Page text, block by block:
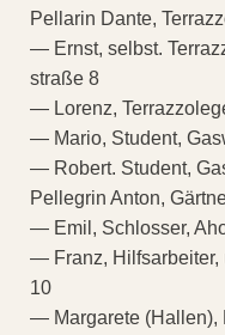
Pellarin Dante,
— Ernst, selbst.
straße 8
— Lorenz,
— Mario, Student,
— Robert. Student,
Pellegrin Anton,
— Emil, Schlosser,
— Franz, Hilfsarbeiter,
10
— Margarete (Hallen),